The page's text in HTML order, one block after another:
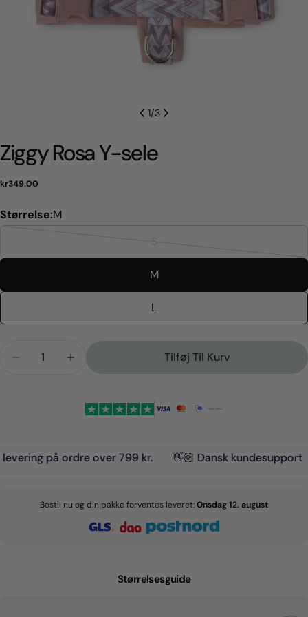
1/3
Ziggy Rosa Y-sele
Normal
kr349.00
Størrelse:M
udsolgt
ikke
tilgængelig
M
L
Reducer Mængden For Ziggy Rosa Y-Sele
Forøg Mængden For Ziggy Rosa Y-Sele
Tilføj Til Kurv
på ordre over 799 kr. 👋🏼 Dansk kundesupport
Bestil nu og din pakke forventes leveret:Onsdag 12. august
Størrelsesguide
Stil et spørgsmål